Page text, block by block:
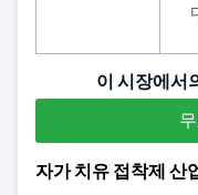
이 시장에서
자가 치유 접착제 산